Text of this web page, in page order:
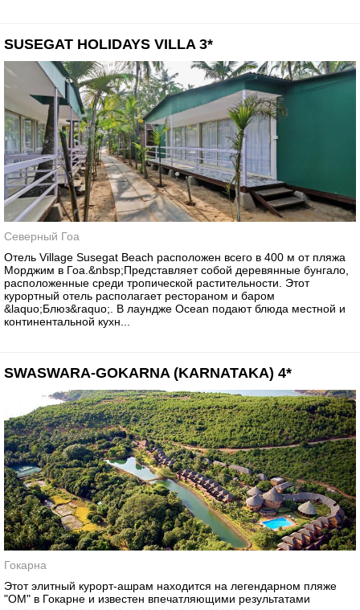
SUSEGAT HOLIDAYS VILLA 3*
Северный Гоа
Отель Village Susegat Beach расположен всего в 400 м от пляжа
Морджим в Гоа.&nbsp;Представляет собой деревянные бунгало,
расположенные среди тропической растительности. Этот
курортный отель располагает рестораном и баром
&laquo;Блюз&raquo;. В лаундже Ocean подают блюда местной и
континентальной кухн...
SWASWARA-GOKARNA (KARNATAKA) 4*
Гокарна
Этот элитный курорт-ашрам находится на легендарном пляже
"ОМ" в Гокарне и известен впечатляющими результатами